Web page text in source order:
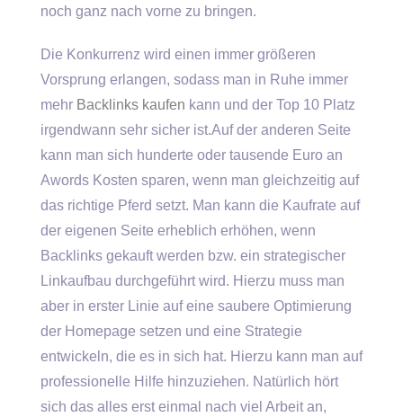
noch ganz nach vorne zu bringen.
Die Konkurrenz wird einen immer größeren
Vorsprung erlangen, sodass man in Ruhe immer
mehr Backlinks kaufen kann und der Top 10 Platz
irgendwann sehr sicher ist.Auf der anderen Seite
kann man sich hunderte oder tausende Euro an
Awords Kosten sparen, wenn man gleichzeitig auf
das richtige Pferd setzt. Man kann die Kaufrate auf
der eigenen Seite erheblich erhöhen, wenn
Backlinks gekauft werden bzw. ein strategischer
Linkaufbau durchgeführt wird. Hierzu muss man
aber in erster Linie auf eine saubere Optimierung
der Homepage setzen und eine Strategie
entwickeln, die es in sich hat. Hierzu kann man auf
professionelle Hilfe hinzuziehen. Natürlich hört
sich das alles erst einmal nach viel Arbeit an,